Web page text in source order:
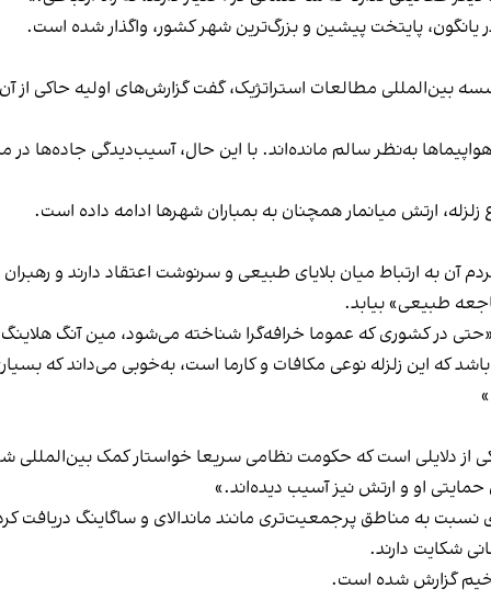
یانگون، پایتخت پیشین و بزرگ‌ترین شهر کشور، واگذار شده است.
بین‌المللی مطالعات استراتژیک، گفت گزارش‌های اولیه حاکی از
به‌نظر سالم مانده‌اند. با این حال، آسیب‌دیدگی جاده‌ها در
ارتش میانمار همچنان به بمباران شهرها ادامه داده است.
آن به ارتباط میان بلایای طبیعی و سرنوشت اعتقاد دارند و
طبیعی» بیابد.
«حتی در کشوری که عموما خرافه‌گرا شناخته می‌شود، مین آنگ
که این زلزله نوعی مکافات و کارما است، به‌خوبی می‌داند که
از دلایلی است که حکومت نظامی سریعا خواستار کمک
حمایتی او و ارتش نیز آسیب دیده‌اند.»
به مناطق پرجمعیت‌تری مانند ماندالای و ساگاینگ دریافت
شکایت دارند.
گزارش شده است.